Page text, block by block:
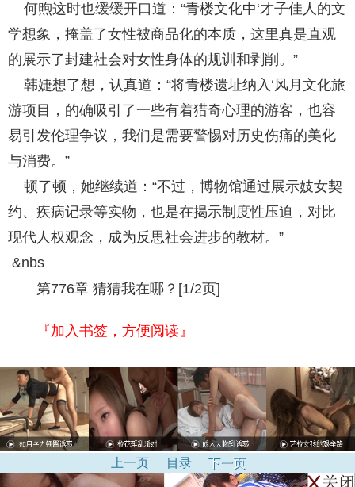
何煦这时也缓缓开口道：“青楼文化中‘才子佳人的文
学想象，掩盖了女性被商品化的本质，这里真是直观
的展示了封建社会对女性身体的规训和剥削。”
韩婕想了想，认真道：“将青楼遗址纳入‘风月文化旅
游项目，的确吸引了一些有着猎奇心理的游客，也容
易引发伦理争议，我们是需要警惕对历史伤痛的美化
与消费。”
顿了顿，她继续道：“不过，博物馆通过展示妓女契
约、疾病记录等实物，也是在揭示制度性压迫，对比
现代人权观念，成为反思社会进步的教材。”
&nbs
第776章 猜猜我在哪？[1/2页]
『加入书签，方便阅读』
上一页 目录 下一页